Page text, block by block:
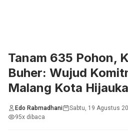
Tanam 635 Pohon,
Buher: Wujud
Malang Kota
Edo Rabmadhani Sabtu, 19 Agustus
95x dibaca